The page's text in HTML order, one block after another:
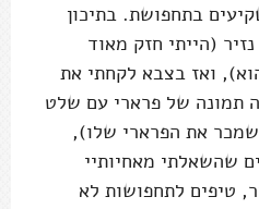
בתחפושת. בתיכון
(הייתי חזק מאוד
ואז בצבא לקחתי את
תמונה של פרארי עם שלט
שמכר את הפרארי שלו),
שהשאלתי מאחיותיי
טיפים לתחפושות לא